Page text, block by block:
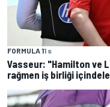
FORMULA 11 s
Vasseur: "Hamilton ve
rağmen iş birliği